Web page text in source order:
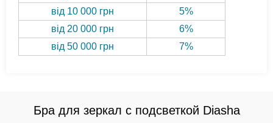
від 10 000 грн
5%
від 20 000 грн
6%
від 50 000 грн
7%
Бра для зеркал с подсветкой Diasha